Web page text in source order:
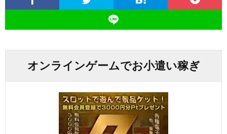
オンラインゲームでお小遣い稼ぎ